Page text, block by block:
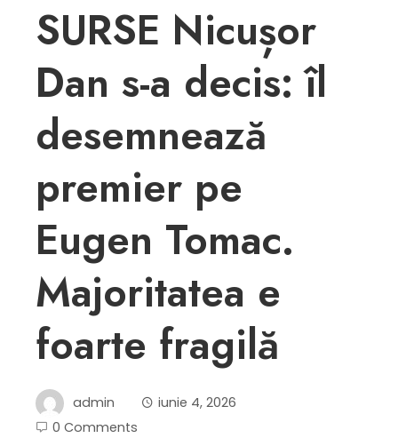
SURSE Nicușor
Dan s-a decis: îl
desemnează
premier pe
Eugen Tomac.
Majoritatea e
foarte fragilă
admin
iunie 4, 2026
0 Comments